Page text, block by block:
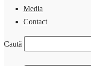
Media
Contact
Caută